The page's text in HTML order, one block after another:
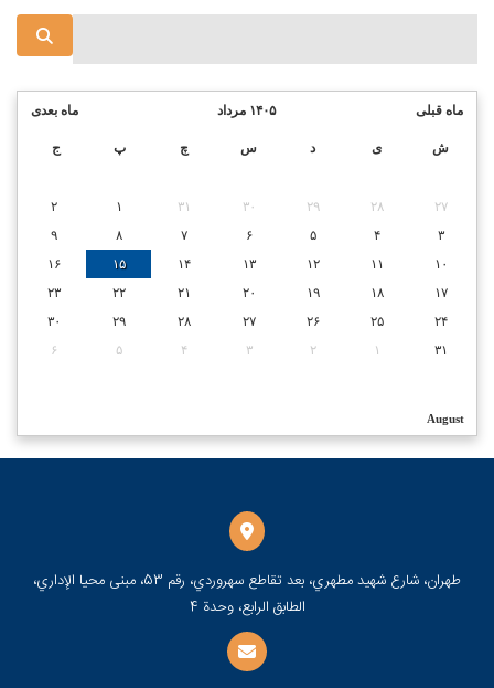
ماه بعدی ۱۴۰۵ مرداد ماه قبلی
ش ی د س چ پ ج
۲۷ ۲۸ ۲۹ ۳۰ ۳۱ ۱
۲
۳
۴ ۵ ۶ ۷ ۸
۹
۱۰
۱۱ ۱۲ ۱۳ ۱۴ ۱۵
۱۶
۱۷
۱۸ ۱۹ ۲۰ ۲۱ ۲۲
۲۳
۲۴
۲۵ ۲۶ ۲۷ ۲۸ ۲۹
۳۰
۳۱
۱ ۲ ۳ ۴ ۵ ۶
August
طهران، شارع شهيد مطهري، بعد تقاطع سهروردي، رقم 53، مبنى محيا الإداري،
الطابق الرابع، وحدة 4